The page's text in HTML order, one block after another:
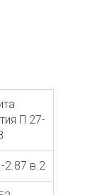
П 27-
2.87 в.2